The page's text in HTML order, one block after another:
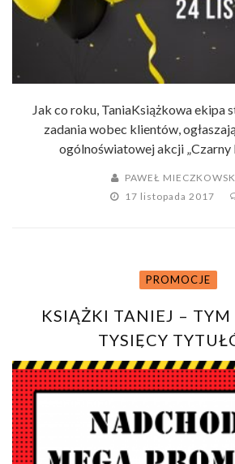
Jak co roku, TaniaKsiążkowa ekipa
zadania wobec klientów,
ogólnoświatowej akcji „Czarny
PAWEŁ
17 listopada 2017
PROMOCJE
KSIĄŻKI TANIEJ –
TYSIĘCY